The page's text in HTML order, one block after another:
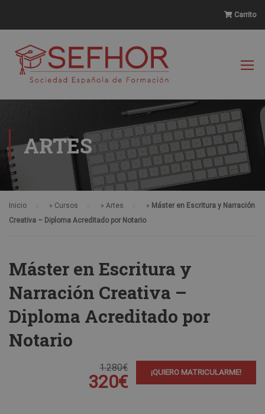
Carrito
ARTES
Inicio » Cursos » Artes » Máster en Escritura y Narración
Creativa – Diploma Acreditado por Notario
Máster en Escritura y
Narración Creativa –
Diploma Acreditado por
Notario
1.280€
320€ ¡QUIERO MATRICULARME!